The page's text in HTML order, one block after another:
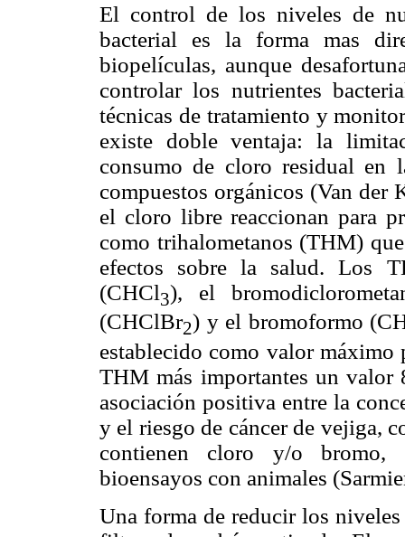
El control de los niveles de
bacterial es la forma mas
biopelículas, aunque
controlar los nutrientes
técnicas de tratamiento y
existe doble ventaja: la
consumo de cloro residual en
compuestos orgánicos (Van
el cloro libre reaccionan para
como trihalometanos (THM)
efectos sobre la salud. Los
(CHCl3), el
(CHClBr2) y el bromoformo
establecido como valor máximo
THM más importantes un valor
asociación positiva entre la
y el riesgo de cáncer de vejiga,
contienen cloro y/o bromo,
bioensayos con animales
Una forma de reducir los